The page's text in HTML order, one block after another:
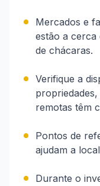
Mercados e
estão a cerca
de chácaras.
Verifique a
remotas têm
Pontos de
ajudam a
Durante o